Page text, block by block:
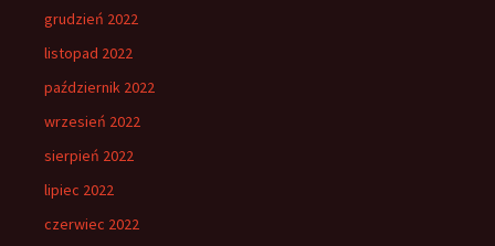
grudzień 2022
listopad 2022
październik 2022
wrzesień 2022
sierpień 2022
lipiec 2022
czerwiec 2022